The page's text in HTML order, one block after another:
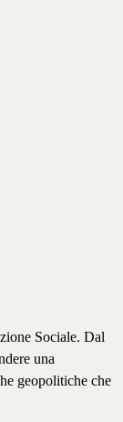
Sociale. Dal
una
geopolitiche che